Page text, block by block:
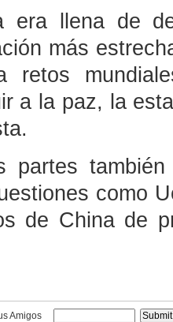
era llena de
más
retos
a la paz, la
partes
como
de China de
Amigos